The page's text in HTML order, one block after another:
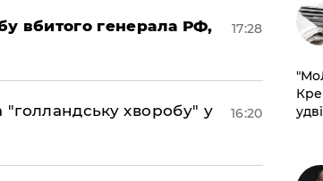
вбитого генерала РФ,
17:28
"голландську хворобу" у
16:20